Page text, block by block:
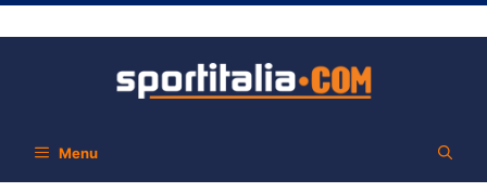
Menu